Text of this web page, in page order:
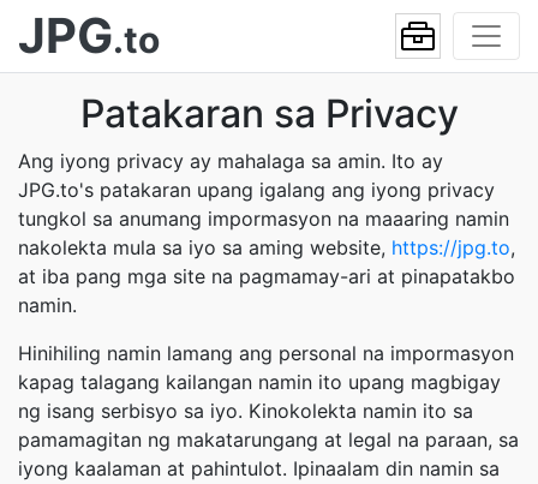
JPG.to
Patakaran sa Privacy
Ang iyong privacy ay mahalaga sa amin. Ito ay
JPG.to's patakaran upang igalang ang iyong privacy
tungkol sa anumang impormasyon na maaaring namin
nakolekta mula sa iyo sa aming website, https://jpg.to,
at iba pang mga site na pagmamay-ari at pinapatakbo
namin.
Hinihiling namin lamang ang personal na impormasyon
kapag talagang kailangan namin ito upang magbigay
ng isang serbisyo sa iyo. Kinokolekta namin ito sa
pamamagitan ng makatarungang at legal na paraan, sa
iyong kaalaman at pahintulot. Ipinaalam din namin sa